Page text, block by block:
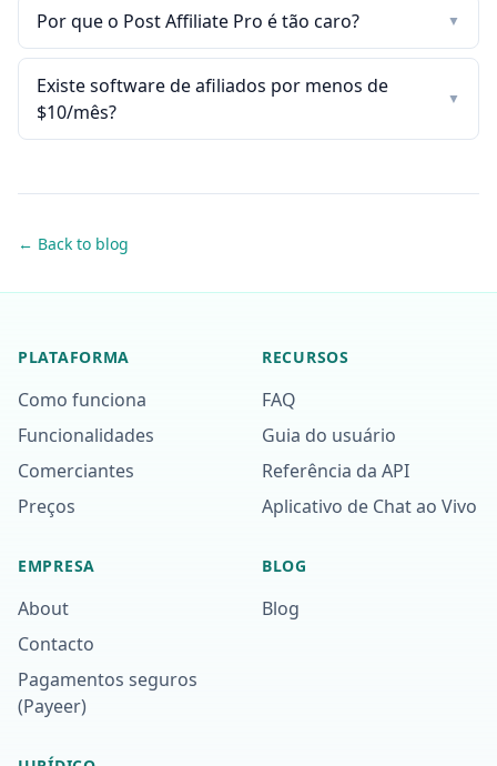
Por que o Post Affiliate Pro é tão caro? ▼
Existe software de afiliados por menos de
$10/mês?
▼
← Back to blog
PLATAFORMA
Como funciona
Funcionalidades
Comerciantes
Preços
RECURSOS
FAQ
Guia do usuário
Referência da API
Aplicativo de Chat ao Vivo
EMPRESA
About
Contacto
Pagamentos seguros
(Payeer)
BLOG
Blog